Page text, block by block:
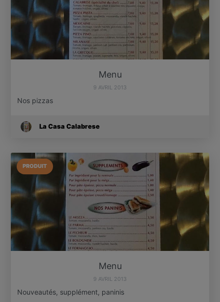
Menu
9 AVRIL 2013
Nos pizzas
La Casa Calabrese
PRODUIT
Menu
9 AVRIL 2013
Nouveautés, supplément, paninis